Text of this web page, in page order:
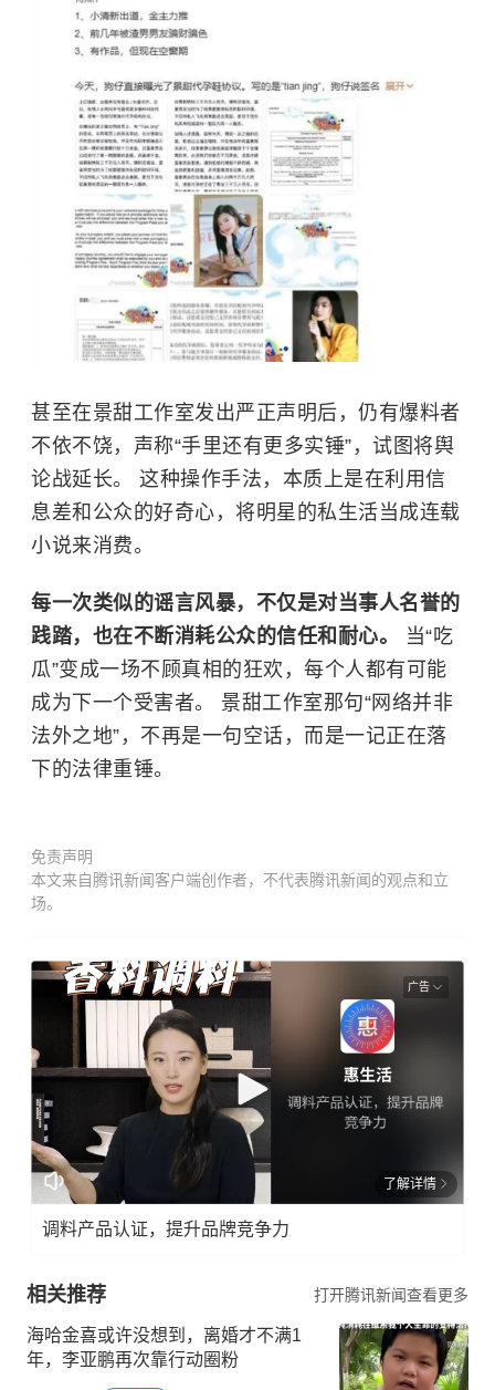
甚至在景甜工作室发出严正声明后，仍有爆料者
不依不饶，声称“手里还有更多实锤”，试图将舆
论战延长。 这种操作手法，本质上是在利用信
息差和公众的好奇心，将明星的私生活当成连载
小说来消费。
每一次类似的谣言风暴，不仅是对当事人名誉的
践踏，也在不断消耗公众的信任和耐心。
当“吃
瓜”变成一场不顾真相的狂欢，每个人都有可能
成为下一个受害者。 景甜工作室那句“网络并非
法外之地”，不再是一句空话，而是一记正在落
下的法律重锤。
免责声明
本文来自腾讯新闻客户端创作者，不代表腾讯新闻的观点和立
场。
广告
了解详情
调料产品认证，提升品牌竞争力
相关推荐 打开腾讯新闻查看更多
海哈金喜或许没想到，离婚才不满1
年，李亚鹏再次靠行动圈粉